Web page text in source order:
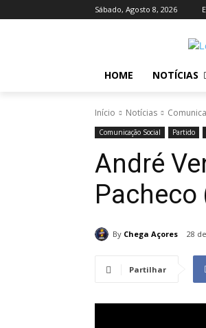
Sábado, Agosto 8, 2026
HOME NOTÍCIAS
Início Notícias
Comunicação Social Partido
André
Pacheco
By Chega Açores 28
Partilhar